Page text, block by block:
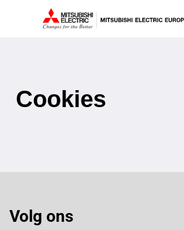
Cookies
Volg ons